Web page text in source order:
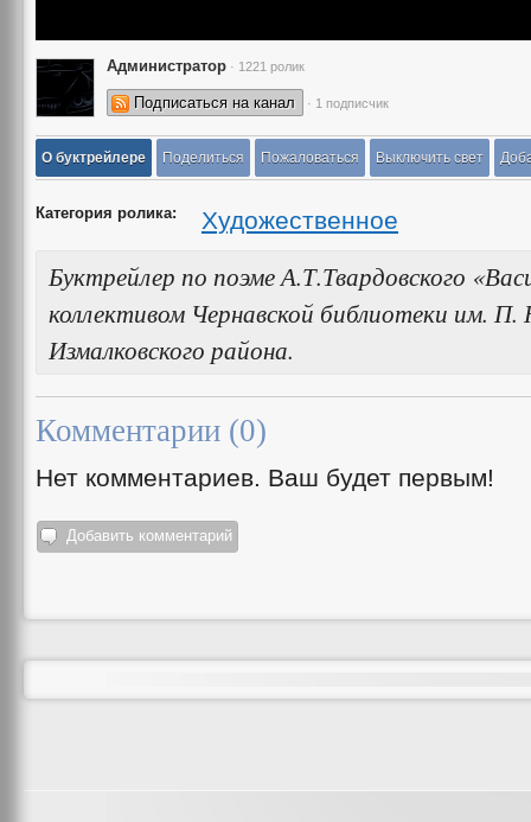
Администратор · 1221 ролик
Подписаться на канал · 1 подписчик
О буктрейлере Поделиться Пожаловаться Выключить свет
Категория ролика: Художественное
Буктрейлер по поэме А.Т.Твардовского
коллективом Чернавской библиотеки им.
Измалковского района.
Комментарии (0)
Нет комментариев. Ваш будет первым!
Добавить комментарий